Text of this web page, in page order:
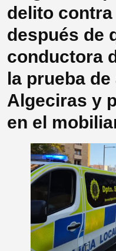
delito contra
después de
conductora
la prueba
Algeciras y
en el